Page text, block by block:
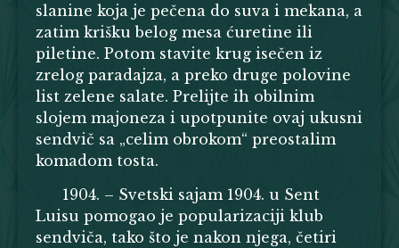
slanine koja je pečena do suva i mekana, a
zatim krišku belog mesa ćuretine ili
piletine. Potom stavite krug isečen iz
zrelog paradajza, a preko druge polovine
list zelene salate. Prelijte ih obilnim
slojem majoneza i upotpunite ovaj ukusni
sendvič sa „celim obrokom“ preostalim
komadom tosta.
1904. – Svetski sajam 1904. u Sent
Luisu pomogao je popularizaciji klub
sendviča, tako što je nakon njega, četiri